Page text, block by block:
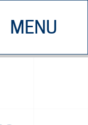
MENU
CHI SIAMO